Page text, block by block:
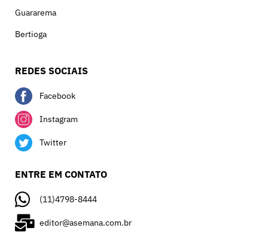
Guararema
Bertioga
REDES SOCIAIS
Facebook
Instagram
Twitter
ENTRE EM CONTATO
(11)4798-8444
editor@asemana.com.br